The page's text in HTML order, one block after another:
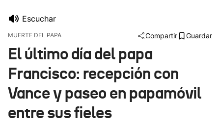
Ikusmiran
Eguraldia
Escuchar
MUERTE DEL PAPA Compartir Guardar
El último día del papa
Francisco: recepción con
Vance y paseo en papamóvil
entre sus fieles